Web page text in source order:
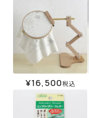
¥16,500税込